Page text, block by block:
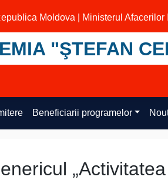
Moldova | Ministerul Afacerilor
"ŞTEFAN
Beneficiarii programelor